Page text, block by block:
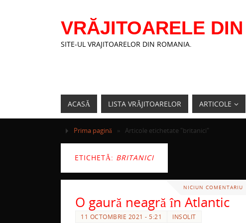
VRĂJITOARELE
SITE-UL VRAJITOARELOR DIN ROMANIA.
ACASĂ LISTA VRĂJITOARELOR ARTICOLE
Prima pagină » Articole etichetate "britanici"
ETICHETĂ: BRITANICI
NICIUN COMENTARIU
O gaură neagră în Atlantic
11 OCTOMBRIE 2021 - 5:21 INSOLIT